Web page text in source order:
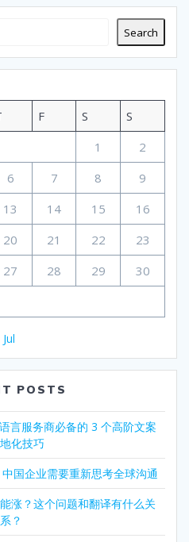
Search
F S
S
1
2
6 7 8
9
13 14 15
16
20 21 22
23
27 28 29
30
Jul
POSTS
言服务商必备的 3 个高阶文案
化技巧
中国企业需要重新思考全球沟通
涨？这个问题和翻译有什么关
系？